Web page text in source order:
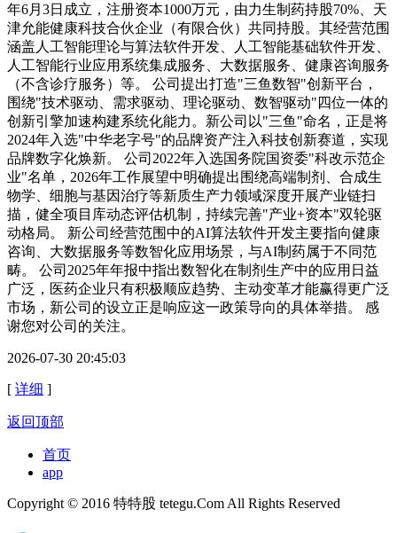
年6月3日成立，注册资本1000万元，由力生制药持股70%、天
津允能健康科技合伙企业（有限合伙）共同持股。其经营范围
涵盖人工智能理论与算法软件开发、人工智能基础软件开发、
人工智能行业应用系统集成服务、大数据服务、健康咨询服务
（不含诊疗服务）等。 公司提出打造"三鱼数智"创新平台，
围绕"技术驱动、需求驱动、理论驱动、数智驱动"四位一体的
创新引擎加速构建系统化能力。新公司以"三鱼"命名，正是将
2024年入选"中华老字号"的品牌资产注入科技创新赛道，实现
品牌数字化焕新。 公司2022年入选国务院国资委"科改示范企
业"名单，2026年工作展望中明确提出围绕高端制剂、合成生
物学、细胞与基因治疗等新质生产力领域深度开展产业链扫
描，健全项目库动态评估机制，持续完善"产业+资本"双轮驱
动格局。 新公司经营范围中的AI算法软件开发主要指向健康
咨询、大数据服务等数智化应用场景，与AI制药属于不同范
畴。 公司2025年年报中指出数智化在制剂生产中的应用日益
广泛，医药企业只有积极顺应趋势、主动变革才能赢得更广泛
市场，新公司的设立正是响应这一政策导向的具体举措。 感
谢您对公司的关注。
2026-07-30 20:45:03
[ 详细 ]
返回顶部
首页
app
Copyright © 2016 特特股 tetegu.Com All Rights Reserved